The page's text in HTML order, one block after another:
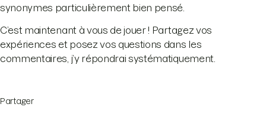
synonymes particulièrement bien pensé.
C’est maintenant à vous de jouer ! Partagez vos
expériences et posez vos questions dans les
commentaires, j’y répondrai systématiquement.
Partager